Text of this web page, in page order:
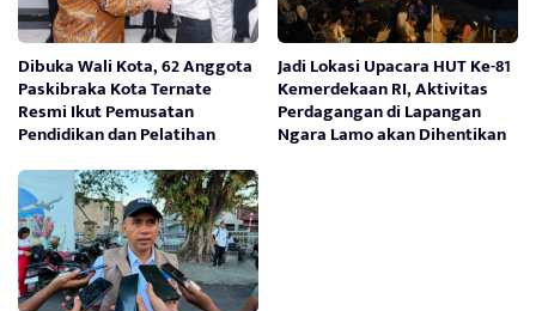
Dibuka Wali Kota, 62 Anggota
Paskibraka Kota Ternate
Resmi Ikut Pemusatan
Pendidikan dan Pelatihan
Jadi Lokasi Upacara HUT Ke-81
Kemerdekaan RI, Aktivitas
Perdagangan di Lapangan
Ngara Lamo akan Dihentikan